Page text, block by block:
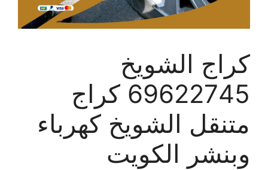
كراج الشويخ
69622745 كراج
متنقل الشويخ كهرباء
وبنشر الكويت